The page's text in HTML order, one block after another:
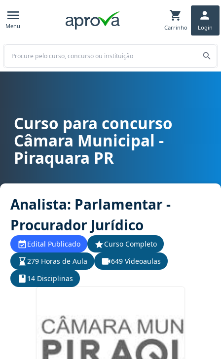
Menu Carrinho Login
Buscar
Curso para concurso Câmara Municipal - Piraquara PR cargo
Curso para concurso
Câmara Municipal -
Piraquara PR
Analista: Parlamentar -
Procurador Jurídico
Edital Publicado
Curso Completo
279 Horas de Aula
649 Videoaulas
14 Disciplinas